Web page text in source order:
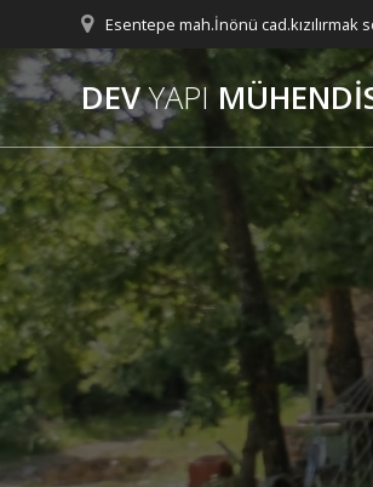
content
Esentepe mah.İnönü cad.kızılırmak
DEVYAPI